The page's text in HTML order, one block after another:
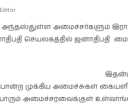
Editor
அமைச்சர்களும்
செயலகத்தில் ஜனாதிபதி
முக்கிய அமைச்சுகள்
அமைச்சரவைக்குள்